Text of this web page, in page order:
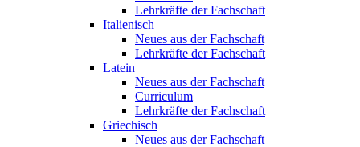
Lehrkräfte der Fachschaft
Italienisch
Neues aus der Fachschaft
Lehrkräfte der Fachschaft
Latein
Neues aus der Fachschaft
Curriculum
Lehrkräfte der Fachschaft
Griechisch
Neues aus der Fachschaft